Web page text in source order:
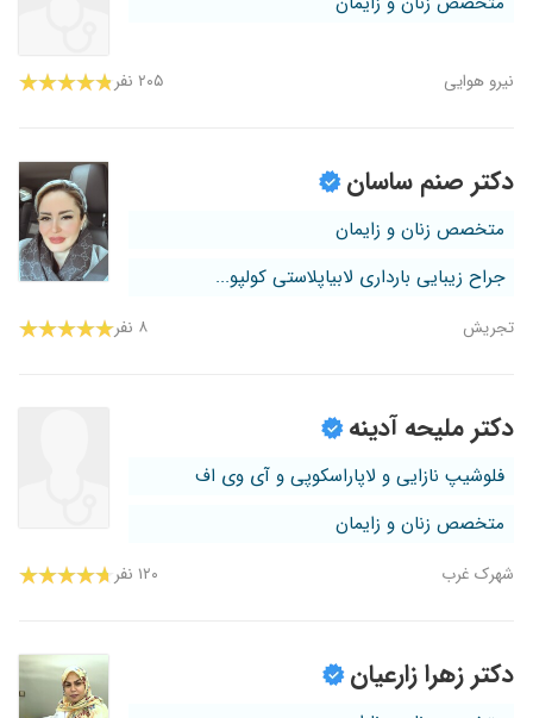
نیرو هوایی ۲۰۵ نفر
دکتر صنم ساسان
متخصص زنان و زایمان
جراح زیبایی بارداری لابیاپلاستی کولپو...
تجریش ۸ نفر
دکتر ملیحه آدینه
فلوشیپ نازایی و لاپاراسکوپی و آی وی اف
متخصص زنان و زایمان
شهرک غرب ۱۲۰ نفر
دکتر زهرا زارعیان